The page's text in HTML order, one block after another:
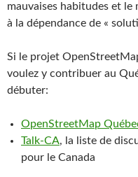
mauvaises habitudes et
à la dépendance de «
Si le projet
voulez y contribuer au
débuter:
OpenStreetMap
Talk-CA, la liste de
pour le Canada